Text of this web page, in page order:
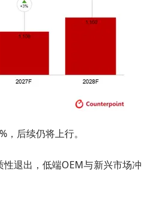
后续仍将上行。
退出，低端OEM与新兴市场冲